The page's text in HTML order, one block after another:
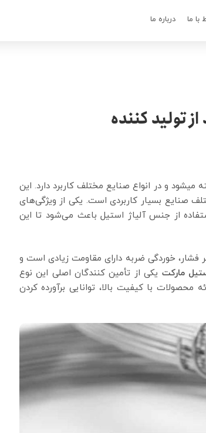
با ما درباره ما
تولید کننده
و در انواع صنایع مختلف کاربرد دارد. این
صنایع بسیار کاربردی است. یکی از ویژگی‌های
از جنس آلیاژ استیل باعث می‌شود تا این
فشار، خوردگی ضربه دارای مقاومت زیادی است و
مارکت یکی از تأمین کنندگان اصلی این نوع
با کیفیت بالا، توانایی برآورده کردن